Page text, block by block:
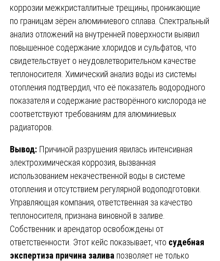
коррозии межкристаллитные трещины, проникающие
по границам зёрен алюминиевого сплава. Спектральный
анализ отложений на внутренней поверхности выявил
повышенное содержание хлоридов и сульфатов, что
свидетельствует о неудовлетворительном качестве
теплоносителя. Химический анализ воды из системы
отопления подтвердил, что её показатель водородного
показателя и содержание растворённого кислорода не
соответствуют требованиям для алюминиевых
радиаторов.
Вывод: Причиной разрушения явилась интенсивная
электрохимическая коррозия, вызванная
использованием некачественной воды в системе
отопления и отсутствием регулярной водоподготовки.
Управляющая компания, ответственная за качество
теплоносителя, признана виновной в заливе.
Собственник и арендатор освобождены от
ответственности. Этот кейс показывает, что судебная
экспертиза причина залива позволяет не только